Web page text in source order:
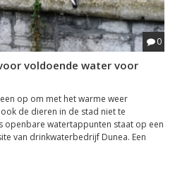
0
voldoende water voor
op om met het warme weer
de dieren in de stad niet te
openbare watertappunten staat op een
van drinkwaterbedrijf Dunea. Een